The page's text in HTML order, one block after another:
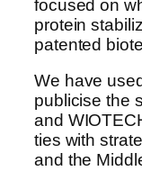
focused on
protein
patented
We have
publicise the
and
ties with
and the